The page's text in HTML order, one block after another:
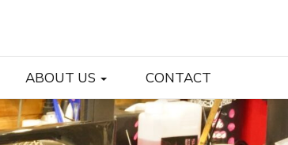
ABOUT US CONTACT